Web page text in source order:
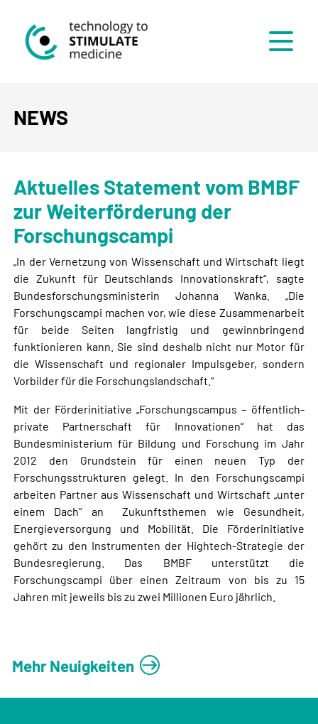
Menü
NEWS
Aktuelles Statement vom BMBF
zur Weiterförderung der
Forschungscampi
„In der Vernetzung von Wissenschaft und Wirtschaft liegt
die Zukunft für Deutschlands Innovationskraft“, sagte
Bundesforschungsministerin Johanna Wanka. „Die
Forschungscampi machen vor, wie diese Zusammenarbeit
für beide Seiten langfristig und gewinnbringend
funktionieren kann. Sie sind deshalb nicht nur Motor für
die Wissenschaft und regionaler Impulsgeber, sondern
Vorbilder für die Forschungslandschaft.“
Mit der Förderinitiative „Forschungscampus – öffentlich-
private Partnerschaft für Innovationen“ hat das
Bundesministerium für Bildung und Forschung im Jahr
2012 den Grundstein für einen neuen Typ der
Forschungsstrukturen gelegt. In den Forschungscampi
arbeiten Partner aus Wissenschaft und Wirtschaft „unter
einem Dach“ an Zukunftsthemen wie Gesundheit,
Energieversorgung und Mobilität. Die Förderinitiative
gehört zu den Instrumenten der Hightech-Strategie der
Bundesregierung. Das BMBF unterstützt die
Forschungscampi über einen Zeitraum von bis zu 15
Jahren mit jeweils bis zu zwei Millionen Euro jährlich.
Mehr Neuigkeiten